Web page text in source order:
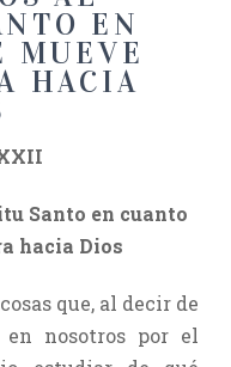
EN
MUEVE
HACIA
Santo en cuanto
hacia Dios
que, al decir de
en nosotros por el